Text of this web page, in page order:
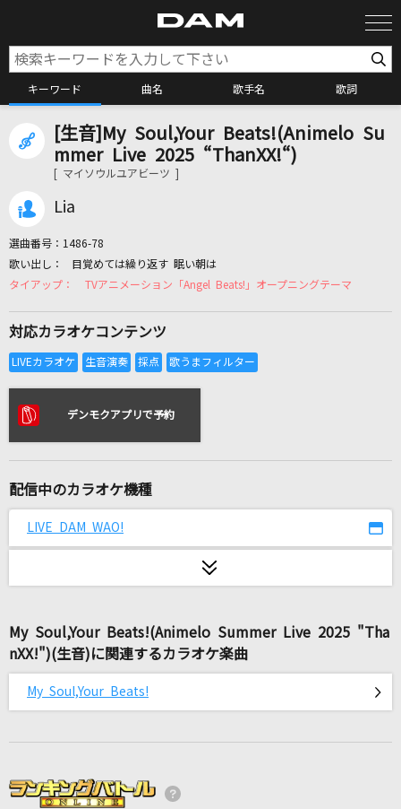
キーワード 曲名 歌手名 歌詞
カラオケ検索
カラオケリクエスト
リアルタイムで歌われている曲の一覧
[生音]OCEAN
勇者(ビデオクリップバージョン)
西野カナ
[生音]My Soul,Your Beats!(Animelo Su
mmer Live 2025 “ThanXX!“)
[ マイソウルユアビーツ ]
Lia
選曲番号： 1486-78
目覚めては繰り返す 眠い朝は
TVアニメーション「Angel Beats!」オープニングテーマ
対応カラオケコンテンツ
デンモクアプリで予約
配信中のカラオケ機種
LIVE DAM WAO!
My Soul,Your Beats!(Animelo Summer Live 2025 "Tha
nXX!")(生音)に関連するカラオケ楽曲
My Soul,Your Beats!